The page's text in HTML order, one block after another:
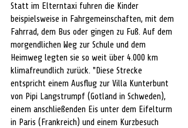
Statt im Elterntaxi fuhren die Kinder
beispielsweise in Fahrgemeinschaften, mit dem
Fahrrad, dem Bus oder gingen zu Fuß. Auf dem
morgendlichen Weg zur Schule und dem
Heimweg legten sie so weit über 4.000 km
klimafreundlich zurück. "Diese Strecke
entspricht einem Ausflug zur Villa Kunterbunt
von Pipi Langstrumpf (Gotland in Schweden),
einem anschließenden Eis unter dem Eifelturm
in Paris (Frankreich) und einem Kurzbesuch